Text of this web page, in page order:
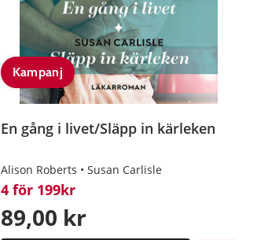
Kampanj
En gång i livet/Släpp in kärleken
Alison Roberts Susan Carlisle
4 för 199kr
89,00 kr